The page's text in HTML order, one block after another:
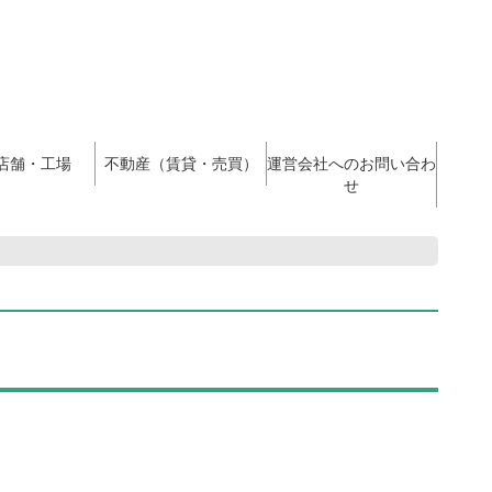
舗・工場 不動産（賃貸・売買）
運営会社へのお問い合わ
せ